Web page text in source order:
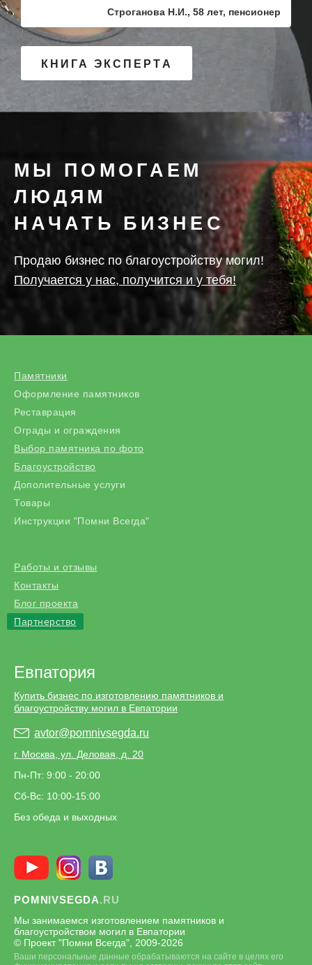
Строганова Н.И., 58 лет, пенсионер
КНИГА ЭКСПЕРТА
МЫ ПОМОГАЕМ
ЛЮДЯМ
НАЧАТЬ БИЗНЕС
Продаю бизнес по благоустройству могил!
Получается у нас, получится и у тебя!
Памятники
Оформление памятников
Реставрация
Ограды и ограждения
Выбор памятника по фото
Благоустройство
Дополительные услуги
Товары
Инструкции "Помни Всегда"
Работы и отзывы
Контакты
Блог проекта
Партнерство
Евпатория
Купить бизнес по изготовлению памятников и
благоустройству могил в Евпатории
avtor@pomnivsegda.ru
г. Москва, ул. Деловая, д. 20
Пн-Пт: 9:00 - 20:00
Сб-Вс: 10:00-15:00
Без обеда и выходных
POMNIVSEGDA.RU
Мы занимаемся изготовлением памятников и
благоустройством могил в Евпатории
© Проект "Помни Всегда", 2009-2026
Ваши персональные данные обрабатываются на сайте в целях его